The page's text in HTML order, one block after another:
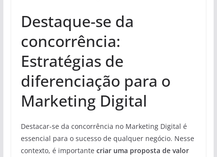
Destaque-se da
concorrência:
Estratégias de
diferenciação para o
Marketing Digital
Destacar-se da concorrência no Marketing Digital é
essencial para o sucesso de qualquer negócio. Nesse
contexto, é importante criar uma proposta de valor